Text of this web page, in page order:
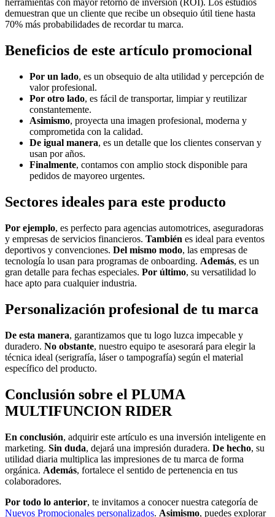
herramientas con mayor retorno de inversión (ROI). Los estudios
demuestran que un cliente que recibe un obsequio útil tiene hasta
70% más probabilidades de recordar tu marca.
Beneficios de este artículo promocional
Por un lado, es un obsequio de alta utilidad y percepción de
valor profesional.
Por otro lado, es fácil de transportar, limpiar y reutilizar
constantemente.
Asimismo, proyecta una imagen profesional, moderna y
comprometida con la calidad.
De igual manera, es un detalle que los clientes conservan y
usan por años.
Finalmente, contamos con amplio stock disponible para
pedidos de mayoreo urgentes.
Sectores ideales para este producto
Por ejemplo, es perfecto para agencias automotrices, aseguradoras
y empresas de servicios financieros. También es ideal para eventos
deportivos y convenciones. Del mismo modo, las empresas de
tecnología lo usan para programas de onboarding. Además, es un
gran detalle para fechas especiales. Por último, su versatilidad lo
hace apto para cualquier industria.
Personalización profesional de tu marca
De esta manera, garantizamos que tu logo luzca impecable y
duradero. No obstante, nuestro equipo te asesorará para elegir la
técnica ideal (serigrafía, láser o tampografía) según el material
específico del producto.
Conclusión sobre el PLUMA
MULTIFUNCION RIDER
En conclusión, adquirir este artículo es una inversión inteligente en
marketing. Sin duda, dejará una impresión duradera. De hecho, su
utilidad diaria multiplica las impresiones de tu marca de forma
orgánica. Además, fortalece el sentido de pertenencia en tus
colaboradores.
Por todo lo anterior, te invitamos a conocer nuestra categoría de
Nuevos Promocionales personalizados. Asimismo, puedes explorar